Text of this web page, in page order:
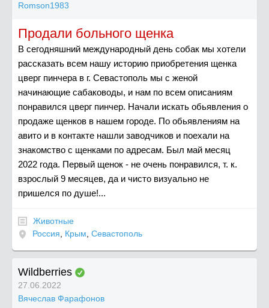
Romson1983
Продали больного щенка
В сегодняшний международный день собак мы хотели
рассказать всем нашу историю приобретения щенка
цверг пинчера в г. Севастополь мы с женой
начинающие сабаководы, и нам по всем описаниям
понравился цверг пинчер. Начали искать обьявления о
продаже щенков в нашем городе. По обьявлениям на
авито и в контакте нашли заводчиков и поехали на
знакомство с щенками по адресам. Был май месяц
2022 года. Первый щенок - не очень понравился, т. к.
взрослый 9 месяцев, да и чисто визуально не
пришелся по душе!...
Животные
Россия, Крым, Севастополь
Wildberries
27.06.2022
Вячеслав Фарафонов